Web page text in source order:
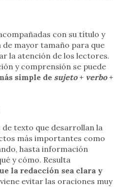
con su título y
mayor tamaño para que
la atención de los lectores.
y comprensión se puede
simple de sujeto+ verbo+
de texto que desarrollan la
más importantes como
hasta información
y cómo. Resulta
la redacción sea clara y
evitar las oraciones muy